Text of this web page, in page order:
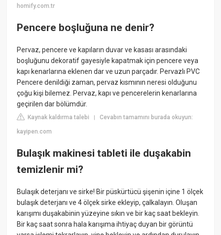
homify.com.tr
Pencere boşluğuna ne denir?
Pervaz, pencere ve kapıların duvar ve kasası arasındaki
boşluğunu dekoratif gayesiyle kapatmak için pencere veya
kapı kenarlarına eklenen dar ve uzun parçadır. Pervazlı PVC
Pencere denildiği zaman, pervaz kısmının neresi olduğunu
çoğu kişi bilemez. Pervaz, kapı ve pencerelerin kenarlarına
geçirilen dar bölümdür.
Kaynak kaldırma talebi |Cevabın tamamını burada okuyun:
kayipen.com
Bulaşık makinesi tableti ile duşakabin
temizlenir mi?
Bulaşık deterjanı ve sirke! Bir püskürtücü şişenin içine 1 ölçek
bulaşık deterjanı ve 4 ölçek sirke ekleyip, çalkalayın. Oluşan
karışımı duşakabinin yüzeyine sıkın ve bir kaç saat bekleyin.
Bir kaç saat sonra hala karışıma ihtiyaç duyan bir görüntü